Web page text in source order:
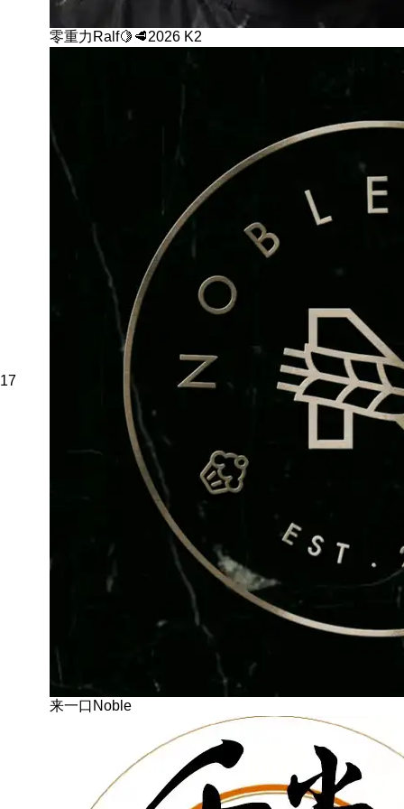
零重力Ralf🍋🥩2026 K2
17
来一口Noble